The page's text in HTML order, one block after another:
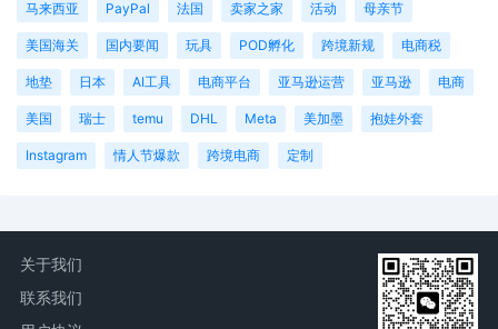
马来西亚 PayPal 法国 卖家之家 活动 母亲节
美国海关 国内要闻 玩具 POD孵化 跨境新规 电商税
地垫 日本 AI工具 电商平台 亚马逊运营 亚马逊 电商
美国 瑞士 temu DHL Meta 美加墨 抱娃外套
Instagram 情人节爆款 跨境电商 定制
关于我们
联系我们